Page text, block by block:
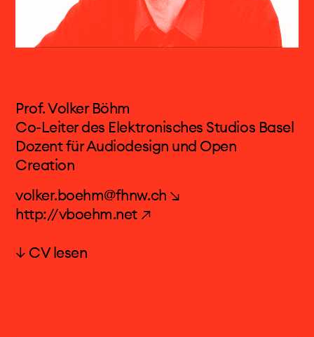
Prof. Volker Böhm
Co-Leiter des Elektronisches Studios Basel
Dozent für Audiodesign und Open
Creation
volker.boehm@fhnw.ch ↘
http://vboehm.net ↗
Prof. Volker Böhm
↓ CV lesen